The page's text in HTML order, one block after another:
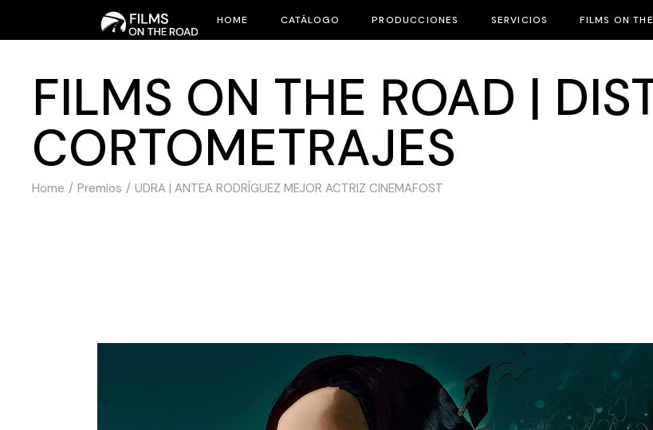
HOME CATÁLOGO PRODUCCIONES SERVICIOS FILMS ON
FILMS ON THE ROAD |
CORTOMETRAJES
Home Premios UDRA | ANTEA RODRÍGUEZ MEJOR ACTRIZ CINEMAFOST